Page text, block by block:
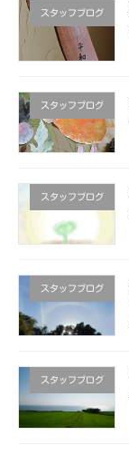
スタッフブログ
スタッフブログ
スタッフブログ
スタッフブログ
スタッフブログ